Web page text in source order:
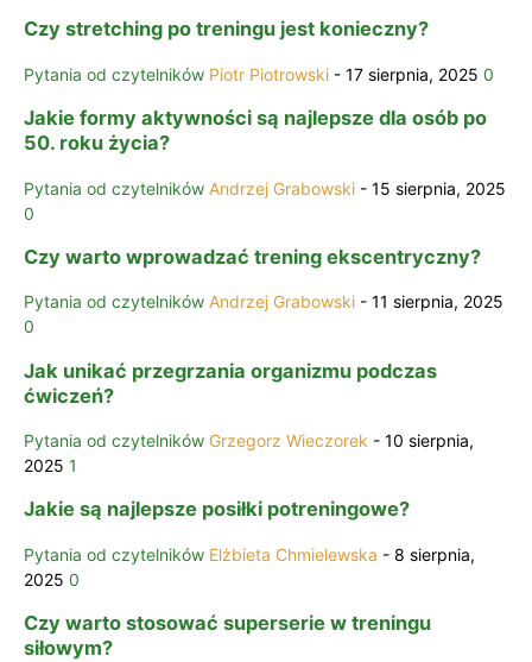
Czy stretching po treningu jest konieczny?
Pytania od czytelników Piotr Piotrowski - 17 sierpnia, 2025 0
Jakie formy aktywności są najlepsze dla osób po
50. roku życia?
Pytania od czytelników Andrzej Grabowski - 15 sierpnia, 2025
0
Czy warto wprowadzać trening ekscentryczny?
Pytania od czytelników Andrzej Grabowski - 11 sierpnia, 2025
0
Jak unikać przegrzania organizmu podczas
ćwiczeń?
Pytania od czytelników Grzegorz Wieczorek - 10 sierpnia,
2025 1
Jakie są najlepsze posiłki potreningowe?
Pytania od czytelników Elżbieta Chmielewska - 8 sierpnia,
2025 0
Czy warto stosować superserie w treningu
siłowym?